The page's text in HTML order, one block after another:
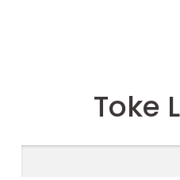
Toke